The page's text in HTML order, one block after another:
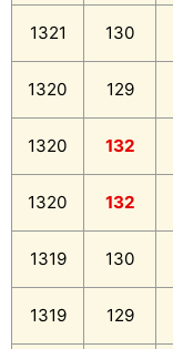
1321 130
1320 129
1320 132
1320 132
1319 130
1319 129